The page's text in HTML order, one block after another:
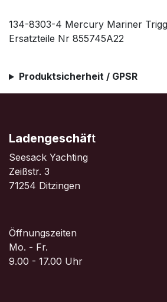
134-8303-4 Mercury Mariner
Ersatzteile Nr 855745A22
Produktsicherheit / GPSR
Ladengeschäft
Seesack Yachting
Zeißstr. 3
71254 Ditzingen
Öffnungszeiten
Mo. - Fr.
9.00 - 17.00 Uhr